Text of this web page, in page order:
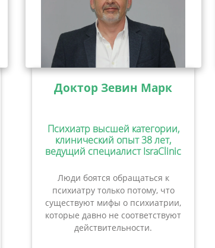
Доктор Зевин Марк
Психиатр высшей категории,
клинический опыт 38 лет,
ведущий специалист IsraClinic
Люди боятся обращаться к
психиатру только потому, что
существуют мифы о психиатрии,
которые давно не соответствуют
действительности.